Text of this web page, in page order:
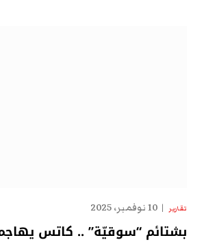
تقارير 10 نوفمبر، 2025
بشتائم “سوقيّة” .. كاتس